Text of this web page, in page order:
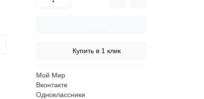
Купить в 1 клик
Мой Мир
Вконтакте
Одноклассники